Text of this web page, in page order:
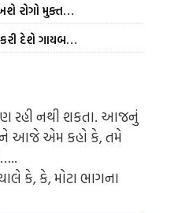
રોગો મુક્ત…
દેશે ગાયબ…
રહી નથી શકતા. આજનું
આજે એમ કહો કે, તમે
કે, કે, મોટા ભાગના